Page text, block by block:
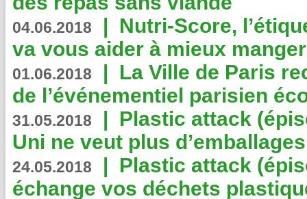
04.06.2018 | Nutri-Score,
va vous aider à mieux
01.06.2018 | La Ville de Paris
de l’événementiel parisien
31.05.2018 | Plastic attack
Uni ne veut plus
24.05.2018 | Plastic attack
échange vos déchets